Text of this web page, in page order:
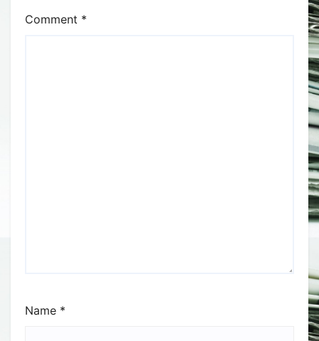
Comment *
Name *